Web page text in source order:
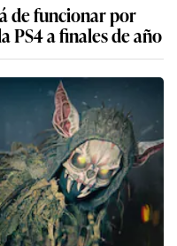
de funcionar por
PS4 a finales de año